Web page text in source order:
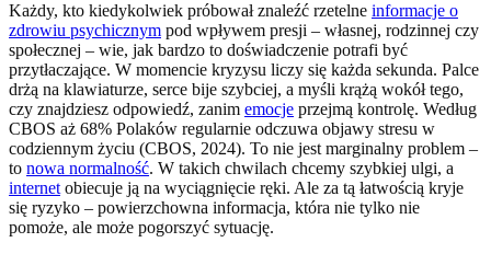
Każdy, kto kiedykolwiek próbował znaleźć rzetelne informacje o
zdrowiu psychicznym pod wpływem presji – własnej, rodzinnej czy
społecznej – wie, jak bardzo to doświadczenie potrafi być
przytłaczające. W momencie kryzysu liczy się każda sekunda. Palce
drżą na klawiaturze, serce bije szybciej, a myśli krążą wokół tego,
czy znajdziesz odpowiedź, zanim emocje przejmą kontrolę. Według
CBOS aż 68% Polaków regularnie odczuwa objawy stresu w
codziennym życiu (CBOS, 2024). To nie jest marginalny problem –
to nowa normalność. W takich chwilach chcemy szybkiej ulgi, a
internet obiecuje ją na wyciągnięcie ręki. Ale za tą łatwością kryje
się ryzyko – powierzchowna informacja, która nie tylko nie
pomoże, ale może pogorszyć sytuację.